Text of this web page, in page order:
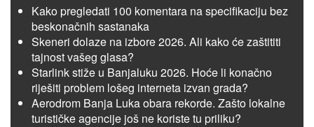
Kako pregledati 100 komentara na specifikaciju bez
beskonačnih sastanaka
Skeneri dolaze na izbore 2026. Ali kako će zaštititi
tajnost vašeg glasa?
Starlink stiže u Banjaluku 2026. Hoće li konačno
riješiti problem lošeg interneta izvan grada?
Aerodrom Banja Luka obara rekorde. Zašto lokalne
turističke agencije još ne koriste tu priliku?